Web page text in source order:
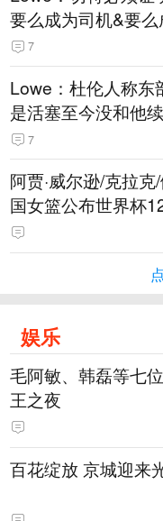
要么成为司机&要么
7
Lowe：杜伦人称东
是活塞至今没和他
7
阿贾·威尔逊/克拉
国女篮公布世界杯
娱乐
毛阿敏、韩磊等七
王之夜
百花绽放 京城迎来